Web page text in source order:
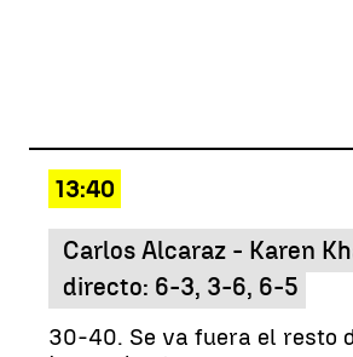
13:40
Carlos Alcaraz - Karen
directo: 6-3, 3-6, 6-5
30-40. Se va fuera el resto